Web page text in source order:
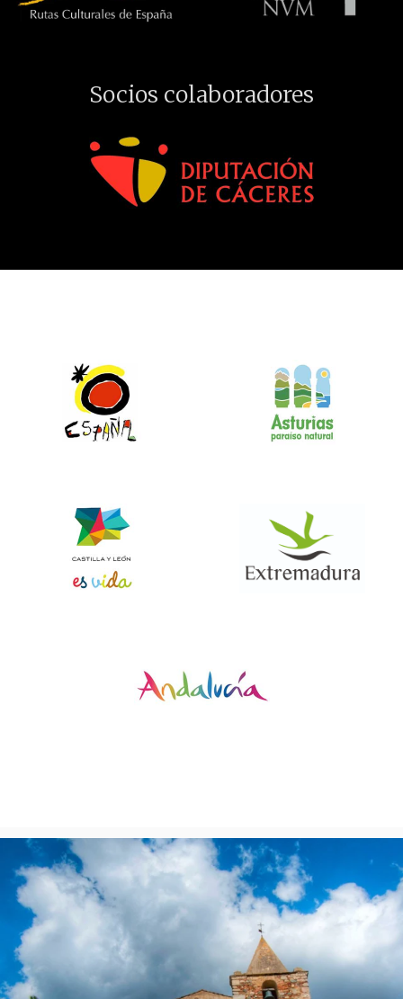
Socios colaboradores